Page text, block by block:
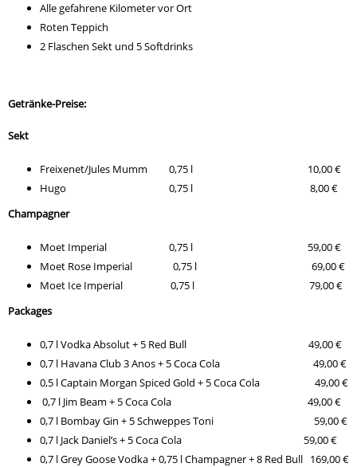
Alle gefahrene Kilometer vor Ort
Roten Teppich
2 Flaschen Sekt und 5 Softdrinks
Getränke-Preise:
Sekt
Freixenet/Jules Mumm 0,75 l 10,00 €
Hugo 0,75 l 8,00 €
Champagner
Moet Imperial 0,75 l 59,00 €
Moet Rose Imperial 0,75 l 69,00 €
Moet Ice Imperial 0,75 l 79,00 €
Packages
0,7 l Vodka Absolut + 5 Red Bull 49,00 €
0,7 l Havana Club 3 Anos + 5 Coca Cola 49,00 €
0,5 l Captain Morgan Spiced Gold + 5 Coca Cola 49,00 €
0,7 l Jim Beam + 5 Coca Cola 49,00 €
0,7 l Bombay Gin + 5 Schweppes Toni 59,00 €
0,7 l Jack Daniel’s + 5 Coca Cola 59,00 €
0,7 l Grey Goose Vodka + 0,75 l Champagner + 8 Red Bull 169,00 €